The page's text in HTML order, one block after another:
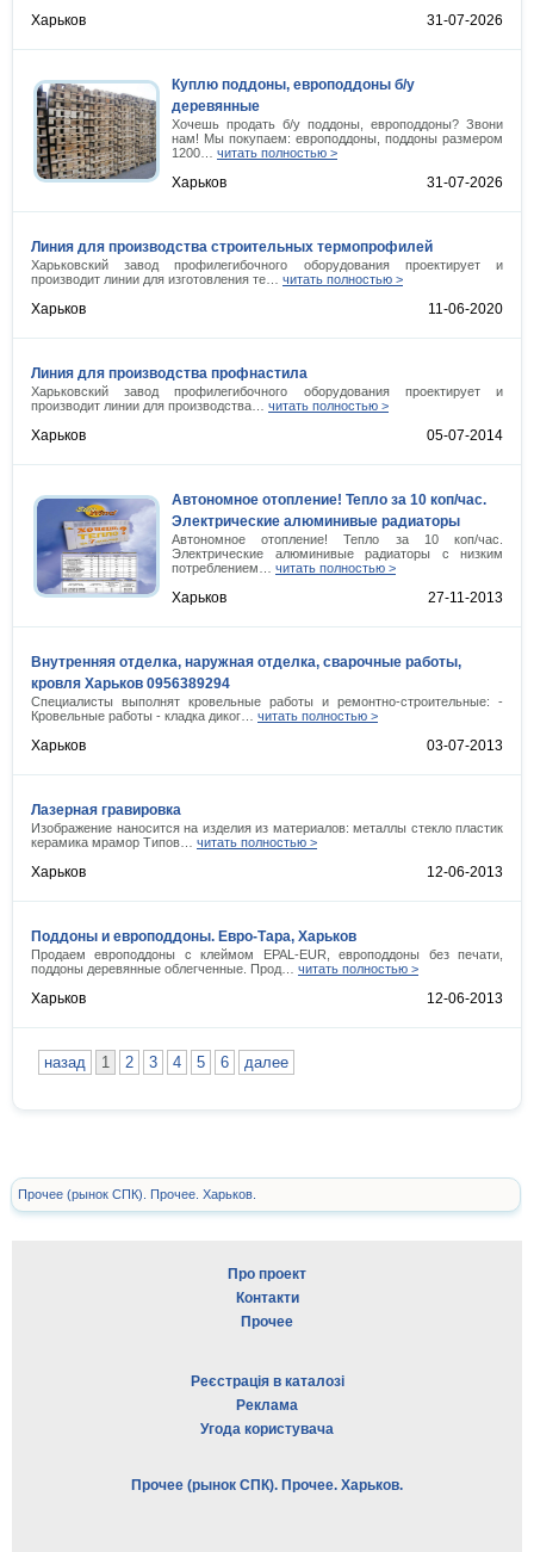
Харьков 31-07-2026
Куплю поддоны, европоддоны б/у
деревянные
Хочешь продать б/у поддоны, европоддоны? Звони
нам! Мы покупаем: европоддоны, поддоны размером
1200… читать полностью >
Харьков 31-07-2026
Линия для производства строительных термопрофилей
Харьковский завод профилегибочного оборудования проектирует и
производит линии для изготовления те… читать полностью >
Харьков 11-06-2020
Линия для производства профнастила
Харьковский завод профилегибочного оборудования проектирует и
производит линии для производства… читать полностью >
Харьков 05-07-2014
Автономное отопление! Тепло за 10 коп/час.
Электрические алюминивые радиаторы
Автономное отопление! Тепло за 10 коп/час.
Электрические алюминивые радиаторы с низким
потреблением… читать полностью >
Харьков 27-11-2013
Внутренняя отделка, наружная отделка, сварочные работы,
кровля Харьков 0956389294
Специалисты выполнят кровельные работы и ремонтно-строительные: -
Кровельные работы - кладка диког… читать полностью >
Харьков 03-07-2013
Лазерная гравировка
Изображение наносится на изделия из материалов: металлы стекло пластик
керамика мрамор Типов… читать полностью >
Харьков 12-06-2013
Поддоны и европоддоны. Евро-Тара, Харьков
Продаем европоддоны с клеймом EPAL-EUR, европоддоны без печати,
поддоны деревянные облегченные. Прод… читать полностью >
Харьков 12-06-2013
назад 1 2 3 4 5 6 далее
Прочее (рынок СПК). Прочее. Харьков.
Про проект
Контакти
Прочее
Реєстрація в каталозі
Реклама
Угода користувача
Прочее (рынок СПК). Прочее. Харьков.